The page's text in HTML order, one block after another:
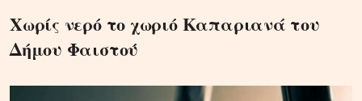
Χωρίς νερό το χωριό Καπαριανά του
Δήμου Φαιστού